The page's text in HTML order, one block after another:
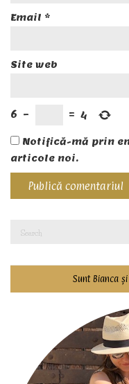
Email *
Site web
6 − = 4
Notifică-mă prin
articole noi.
Sunt Bianca